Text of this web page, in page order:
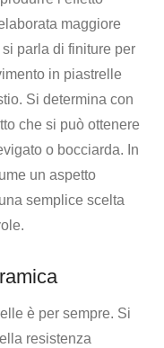
maggiore
parla di finiture per
in piastrelle
Si determina con
che si può ottenere
o bocciarda. In
un aspetto
semplice scelta
è per sempre. Si
resistenza